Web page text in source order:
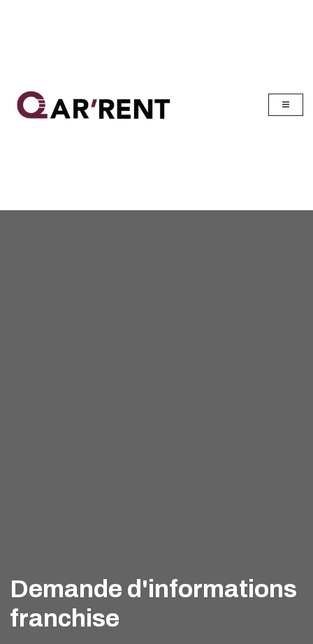
Demande d'informations
franchise